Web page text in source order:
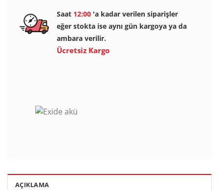
Saat 12:00 'a kadar verilen siparişler
eğer stokta ise aynı gün kargoya ya da
ambara verilir.
Ücretsiz Kargo
AÇIKLAMA